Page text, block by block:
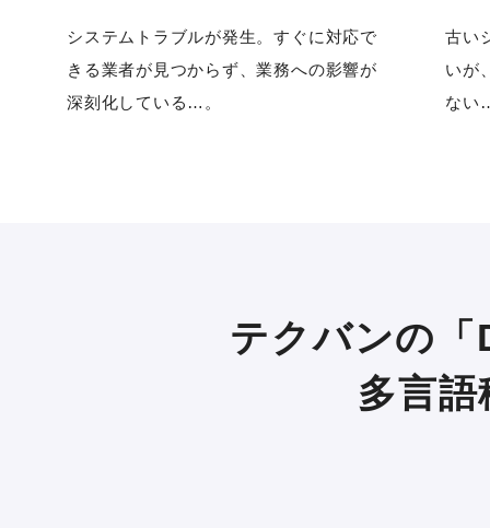
システムトラブルが発生。すぐに対応で
きる業者が見つからず、業務への影響が
深刻化している…。
古い
いが
ない
テクバンの
多言